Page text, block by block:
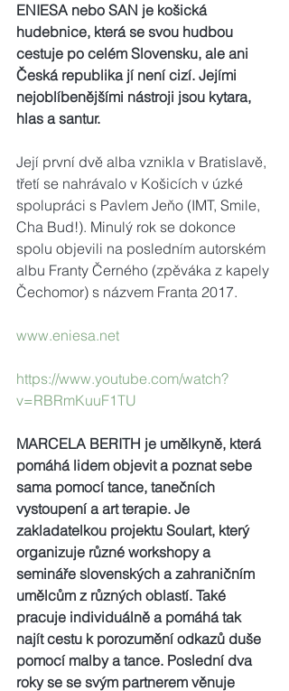
ENIESA nebo SAN je košická
hudebnice, která se svou hudbou
cestuje po celém Slovensku, ale ani
Česká republika jí není cizí. Jejími
nejoblíbenějšími nástroji jsou kytara,
hlas a santur.
Její první dvě alba vznikla v Bratislavě,
třetí se nahrávalo v Košicích v úzké
spolupráci s Pavlem Jeňo (IMT, Smile,
Cha Bud!). Minulý rok se dokonce
spolu objevili na posledním autorském
albu Franty Černého (zpěváka z kapely
Čechomor) s názvem Franta 2017.
www.eniesa.net
https://www.youtube.com/watch?
v=RBRmKuuF1TU
MARCELA BERITH je umělkyně, která
pomáhá lidem objevit a poznat sebe
sama pomocí tance, tanečních
vystoupení a art terapie. Je
zakladatelkou projektu Soulart, který
organizuje různé workshopy a
semináře slovenských a zahraničním
umělcům z různých oblastí. Také
pracuje individuálně a pomáhá tak
najít cestu k porozumění odkazů duše
pomocí malby a tance. Poslední dva
roky se se svým partnerem věnuje